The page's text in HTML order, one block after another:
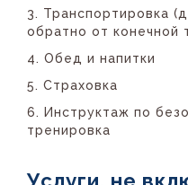
Транспортировка
обратно от конечной
Обед и напитки
Страховка
Инструктаж по
тренировка